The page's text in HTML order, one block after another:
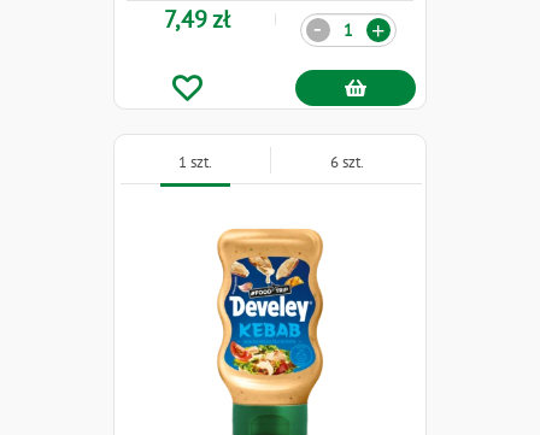
7,49 zł Ilość +
-
1 szt. 6 szt.